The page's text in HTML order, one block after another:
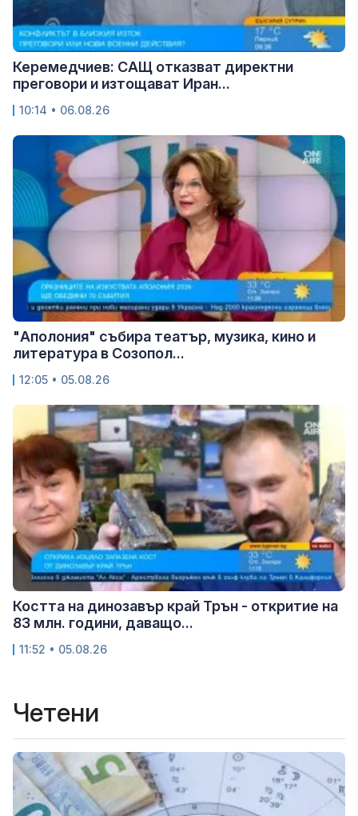
Керемедчиев: САЩ отказват директни
преговори и изтощават Иран...
10:14 • 06.08.26
"Аполония" събира театър, музика, кино и
литература в Созопол...
12:05 • 05.08.26
Костта на динозавър край Трън - откритие на
83 млн. години, даващо...
11:52 • 05.08.26
Четени